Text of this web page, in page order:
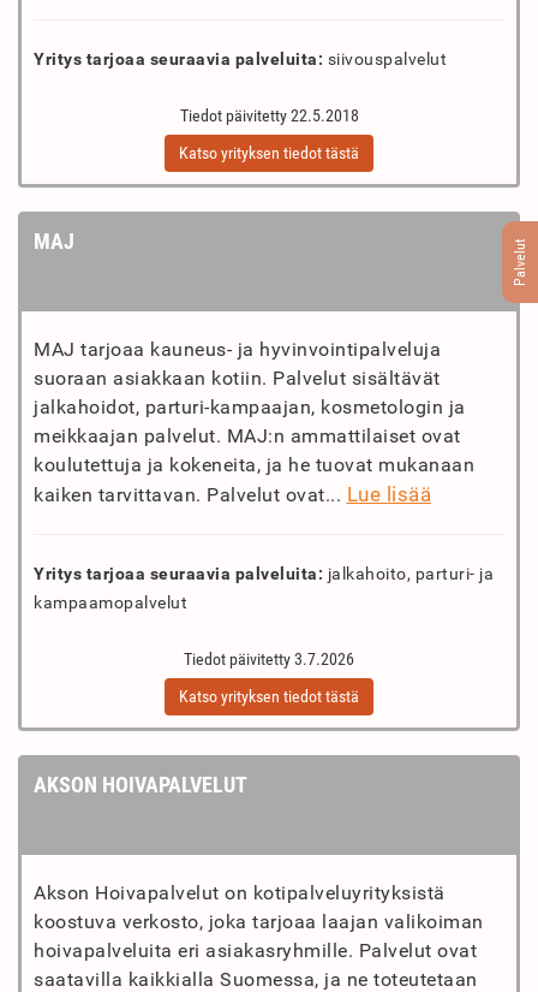
Palvelut
Yritys tarjoaa seuraavia palveluita: siivouspalvelut
Tiedot päivitetty 22.5.2018
Katso yrityksen tiedot tästä
MAJ
MAJ tarjoaa kauneus- ja hyvinvointipalveluja
suoraan asiakkaan kotiin. Palvelut sisältävät
jalkahoidot, parturi-kampaajan, kosmetologin ja
meikkaajan palvelut. MAJ:n ammattilaiset ovat
koulutettuja ja kokeneita, ja he tuovat mukanaan
kaiken tarvittavan. Palvelut ovat... Lue lisää
Yritys tarjoaa seuraavia palveluita: jalkahoito, parturi- ja
kampaamopalvelut
Tiedot päivitetty 3.7.2026
Katso yrityksen tiedot tästä
AKSON HOIVAPALVELUT
Akson Hoivapalvelut on kotipalveluyrityksistä
koostuva verkosto, joka tarjoaa laajan valikoiman
hoivapalveluita eri asiakasryhmille. Palvelut ovat
saatavilla kaikkialla Suomessa, ja ne toteutetaan